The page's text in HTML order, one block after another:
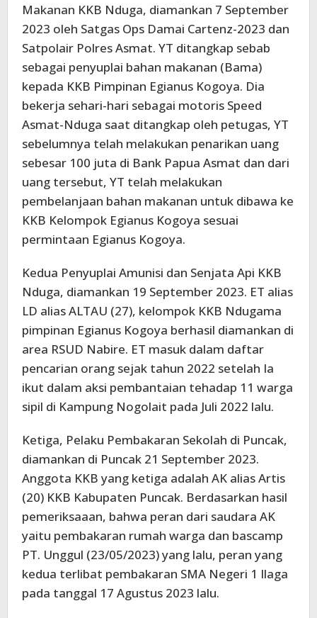
Makanan KKB Nduga, diamankan 7 September
2023 oleh Satgas Ops Damai Cartenz-2023 dan
Satpolair Polres Asmat. YT ditangkap sebab
sebagai penyuplai bahan makanan (Bama)
kepada KKB Pimpinan Egianus Kogoya. Dia
bekerja sehari-hari sebagai motoris Speed
Asmat-Nduga saat ditangkap oleh petugas, YT
sebelumnya telah melakukan penarikan uang
sebesar 100 juta di Bank Papua Asmat dan dari
uang tersebut, YT telah melakukan
pembelanjaan bahan makanan untuk dibawa ke
KKB Kelompok Egianus Kogoya sesuai
permintaan Egianus Kogoya.
Kedua Penyuplai Amunisi dan Senjata Api KKB
Nduga, diamankan 19 September 2023. ET alias
LD alias ALTAU (27), kelompok KKB Ndugama
pimpinan Egianus Kogoya berhasil diamankan di
area RSUD Nabire. ET masuk dalam daftar
pencarian orang sejak tahun 2022 setelah Ia
ikut dalam aksi pembantaian tehadap 11 warga
sipil di Kampung Nogolait pada Juli 2022 lalu.
Ketiga, Pelaku Pembakaran Sekolah di Puncak,
diamankan di Puncak 21 September 2023.
Anggota KKB yang ketiga adalah AK alias Artis
(20) KKB Kabupaten Puncak. Berdasarkan hasil
pemeriksaaan, bahwa peran dari saudara AK
yaitu pembakaran rumah warga dan bascamp
PT. Unggul (23/05/2023) yang lalu, peran yang
kedua terlibat pembakaran SMA Negeri 1 Ilaga
pada tanggal 17 Agustus 2023 lalu.